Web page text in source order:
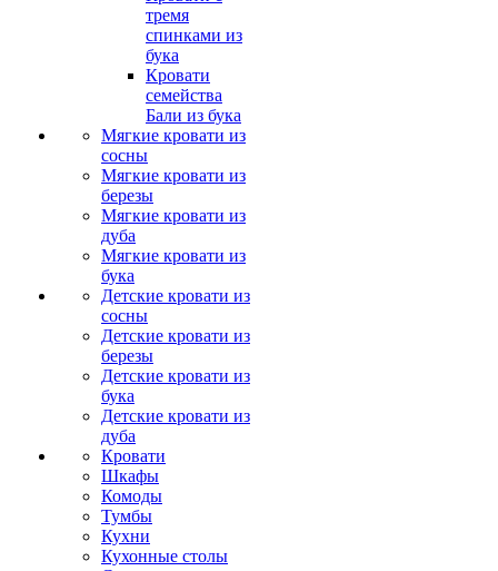
тремя
спинками из
бука
Кровати
семейства
Бали из бука
Мягкие кровати из
сосны
Мягкие кровати из
березы
Мягкие кровати из
дуба
Мягкие кровати из
бука
Детские кровати из
сосны
Детские кровати из
березы
Детские кровати из
бука
Детские кровати из
дуба
Кровати
Шкафы
Комоды
Тумбы
Кухни
Кухонные столы